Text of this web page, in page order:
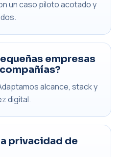
un caso piloto acotado y
empresas
alcance, stack y
digital.
privacidad de